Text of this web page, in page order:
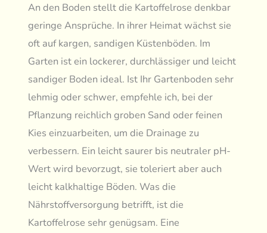
An den Boden stellt die Kartoffelrose denkbar
geringe Ansprüche. In ihrer Heimat wächst sie
oft auf kargen, sandigen Küstenböden. Im
Garten ist ein lockerer, durchlässiger und leicht
sandiger Boden ideal. Ist Ihr Gartenboden sehr
lehmig oder schwer, empfehle ich, bei der
Pflanzung reichlich groben Sand oder feinen
Kies einzuarbeiten, um die Drainage zu
verbessern. Ein leicht saurer bis neutraler pH-
Wert wird bevorzugt, sie toleriert aber auch
leicht kalkhaltige Böden. Was die
Nährstoffversorgung betrifft, ist die
Kartoffelrose sehr genügsam. Eine